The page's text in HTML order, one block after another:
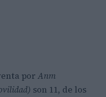
por Anm
son 11, de los